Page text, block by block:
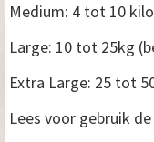
Medium: 4 tot 10
Large: 10 tot 25kg
Extra Large: 25 tot
Lees voor gebruik